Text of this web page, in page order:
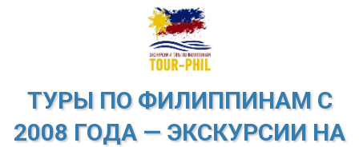
ТУРЫ ПО ФИЛИППИНАМ С
2008 ГОДА — ЭКСКУРСИИ НА